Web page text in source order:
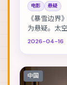
电影 悬疑
《暴雪边界
为悬疑。太
尽前自救。
2026-04-16
中国